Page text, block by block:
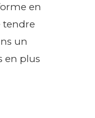
en
tendre
un
en plus